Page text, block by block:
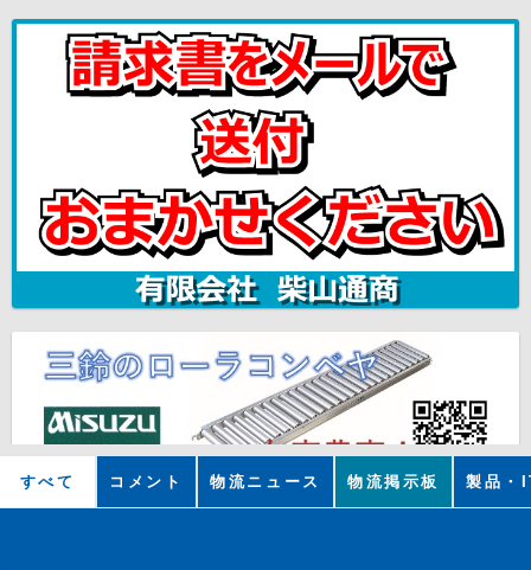
すべて コメント 物流ニュース 物流掲示板 製品・